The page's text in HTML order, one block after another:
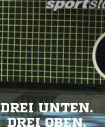
DREI UNTEN.
DREI OBEN.